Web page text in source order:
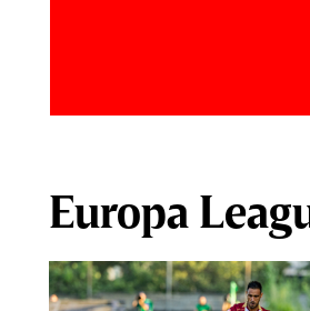
Giuleşti vrea să rupă contractul cu
Europa